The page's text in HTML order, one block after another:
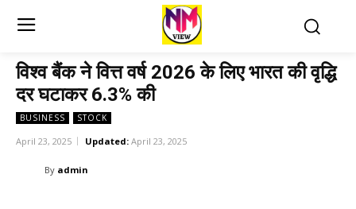
विश्व बैंक ने वित्त वर्ष 2026 के लिए भारत की वृद्धि
दर घटाकर 6.3% की
BUSINESS STOCK
April 23, 2025 Updated: April 23, 2025
By admin